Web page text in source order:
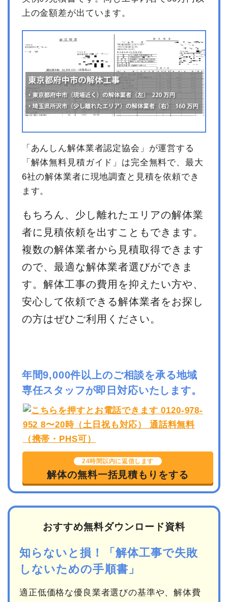
上の金額差が出ています。
「あんしん解体業者認定協会」が運営する
「解体無料見積ガイド」は完全無料で、最大
6社の解体業者に現地調査と見積を依頼でき
ます。
もちろん、少し離れたエリアの解体業
者に見積依頼を出すこともできます。
複数の解体業者から見積取得できます
ので、最適な解体業者選びができま
す。解体工事の費用を抑えたい方や、
安心して依頼できる解体業者をお探し
の方はぜひご利用ください。
年間9,000件以上のご相談を承る地域
専任スタッフが即日対応いたします。
24時間以内に返信します
解体の無料一括見積もりをする
おすすめ無料ダウンロード資料
知らないと損！「解体工事で失敗
しないための手順書」
適正低価格な優良業者選びの基準や、解体費